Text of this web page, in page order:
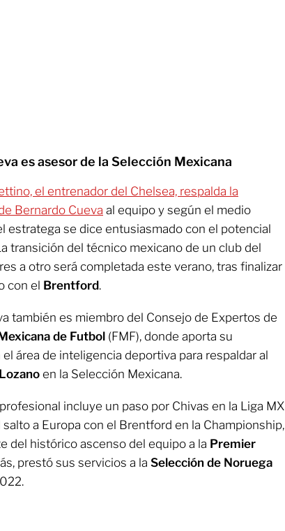
es asesor de la Selección Mexicana
el entrenador del Chelsea, respalda la
Bernardo Cueva al equipo y según el medio
estratega se dice entusiasmado con el potencial
transición del técnico mexicano de un club del
a otro será completada este verano, tras finalizar
con el Brentford.
también es miembro del Consejo de Expertos de
de Futbol (FMF), donde aporta su
área de inteligencia deportiva para respaldar al
en la Selección Mexicana.
incluye un paso por Chivas en la Liga MX
a Europa con el Brentford en la Championship,
del histórico ascenso del equipo a la Premier
prestó sus servicios a la Selección de Noruega